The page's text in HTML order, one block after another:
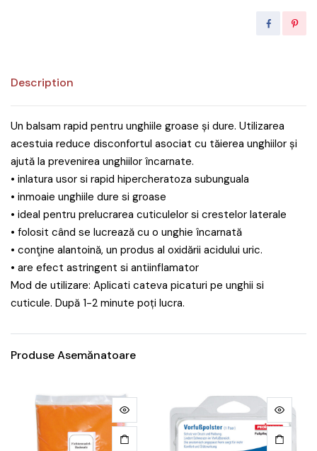
Description
Un balsam rapid pentru unghiile groase și dure. Utilizarea
acestuia reduce disconfortul asociat cu tăierea unghiilor și
ajută la prevenirea unghiilor încarnate.
• inlatura usor si rapid hipercheratoza subunguala
• inmoaie unghiile dure si groase
• ideal pentru prelucrarea cuticulelor si crestelor laterale
• folosit când se lucrează cu o unghie încarnată
• conţine alantoină, un produs al oxidării acidului uric.
• are efect astringent si antiinflamator
Mod de utilizare: Aplicati cateva picaturi pe unghii si
cuticule. După 1-2 minute poți lucra.
Produse Asemănatoare